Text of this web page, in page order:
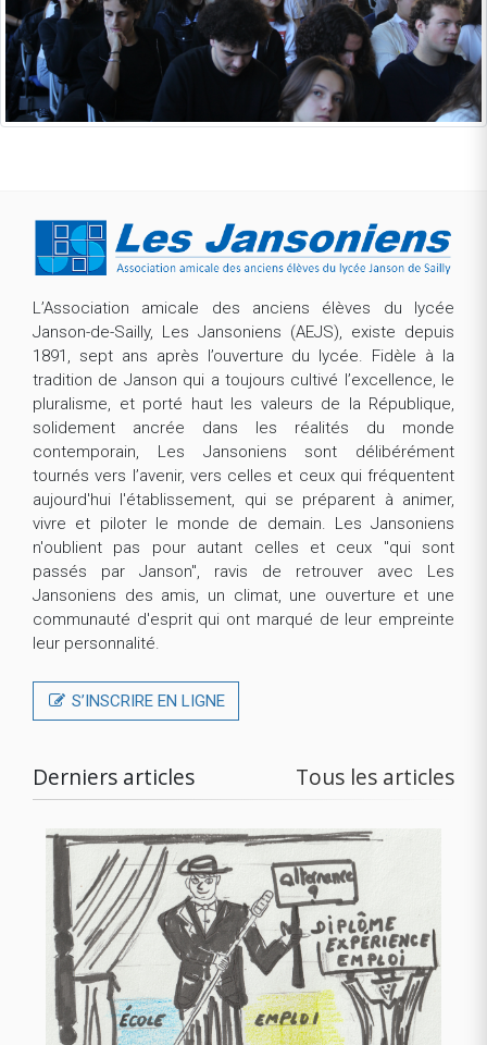
L’Association amicale des anciens élèves du lycée
Janson-de-Sailly, Les Jansoniens (AEJS), existe depuis
1891, sept ans après l’ouverture du lycée. Fidèle à la
tradition de Janson qui a toujours cultivé l’excellence, le
pluralisme, et porté haut les valeurs de la République,
solidement ancrée dans les réalités du monde
contemporain, Les Jansoniens sont délibérément
tournés vers l’avenir, vers celles et ceux qui fréquentent
aujourd'hui l'établissement, qui se préparent à animer,
vivre et piloter le monde de demain. Les Jansoniens
n'oublient pas pour autant celles et ceux "qui sont
passés par Janson", ravis de retrouver avec Les
Jansoniens des amis, un climat, une ouverture et une
communauté d'esprit qui ont marqué de leur empreinte
leur personnalité.
S’INSCRIRE EN LIGNE
Derniers articles Tous les articles